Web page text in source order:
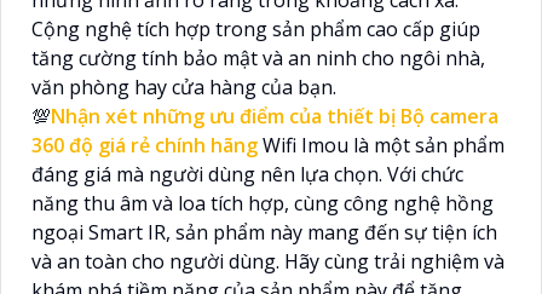
Cộng nghệ tích hợp trong sản phẩm cao cấp giúp
tăng cường tính bảo mật và an ninh cho ngôi nhà,
văn phòng hay cửa hàng của bạn.
💯Nhận xét những ưu điểm của thiết bị Bộ camera
360 độ giá rẻ chính hãngWifi Imou là một sản phẩm
đáng giá mà người dùng nên lựa chọn. Với chức
năng thu âm và loa tích hợp, cùng công nghệ hồng
ngoại Smart IR, sản phẩm này mang đến sự tiện ích
và an toàn cho người dùng. Hãy cùng trải nghiệm và